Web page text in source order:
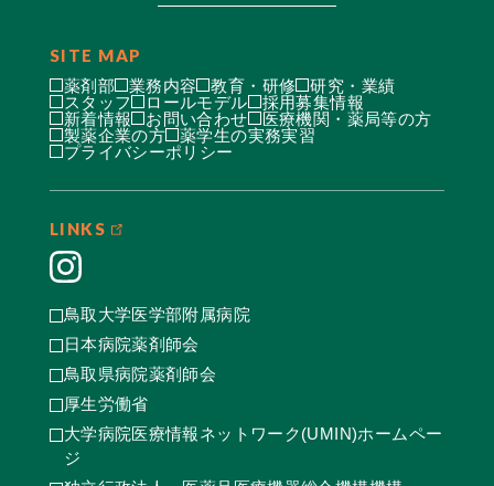
SITE MAP
薬剤部 業務内容 教育・研修
研究・業績
スタッフ
ロールモデル
採用募集情報
新着情報
お問い合わせ
医療機関・薬局等の方
製薬企業の方
薬学生の実務実習
プライバシーポリシー
LINKS
鳥取大学医学部附属病院
日本病院薬剤師会
鳥取県病院薬剤師会
厚生労働省
大学病院医療情報ネットワーク(UMIN)ホームペー
ジ